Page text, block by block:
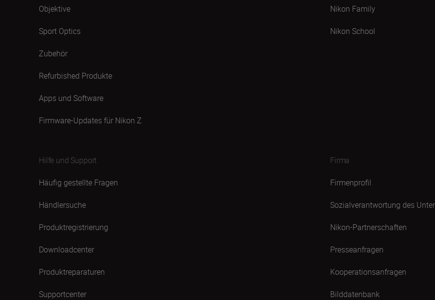
Objektive
Sport Optics
Zubehör
Refurbished Produkte
Apps und Software
Firmware-Updates für Nikon Z
Nikon Family
Nikon School
Hilfe und Support
Häufig gestellte Fragen
Händlersuche
Produktregistrierung
Downloadcenter
Produktreparaturen
Supportcenter
Firma
Firmenprofil
Sozialverantwortung des
Nikon-Partnerschaften
Presseanfragen
Kooperationsanfragen
Bilddatenbank